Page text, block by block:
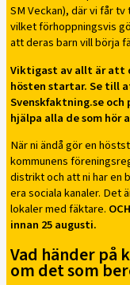
SM Veckan), där vi får
vilket förhoppningsvis
att deras barn vill börja
Viktigast av allt är att
hösten startar. Se till
Svenskfaktning.se
hjälpa alla de som hör
När ni ändå gör en
kommunens
distrikt och att ni har en
era sociala kanaler. Det
lokaler med fäktare.
innan 25 augusti.
Vad händer på
om det som